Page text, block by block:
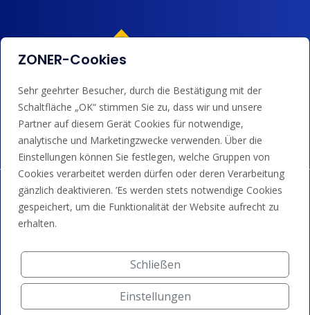
Wir akzeptieren Kartenzahlungen, Google/Apple Pay,
Banküberweisungen und Guthaben.
ZONER-Cookies
Sehr geehrter Besucher, durch die Bestätigung mit der
Schaltfläche „OK“ stimmen Sie zu, dass wir und unsere
Partner auf diesem Gerät Cookies für notwendige,
analytische und Marketingzwecke verwenden. Über die
Einstellungen können Sie festlegen, welche Gruppen von
Cookies verarbeitet werden dürfen oder deren Verarbeitung
gänzlich deaktivieren. ’Es werden stets notwendige Cookies
gespeichert, um die Funktionalität der Website aufrecht zu
erhalten.
Schließen
Einstellungen